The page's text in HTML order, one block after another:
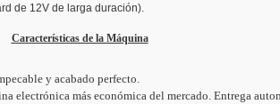
de 12V de larga duración).
Características de la Máquina
y acabado perfecto.
electrónica más económica del mercado. Entrega